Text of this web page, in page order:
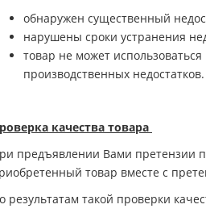
обнаружен существенный
нарушены сроки устранения
товар не может
производственных недостатков.
качества товара
предъявлении Вами претензии
товар вместе с
результатам такой проверки